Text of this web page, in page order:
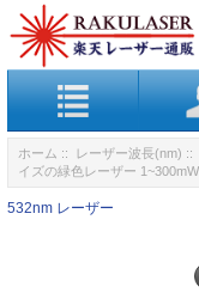
ホーム :: レーザー波長(nm) ::
イズの緑色レーザー 1~300mW
532nm レーザー